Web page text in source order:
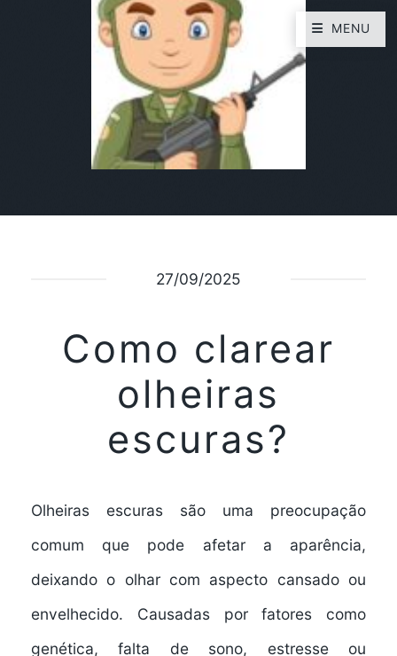
27/09/2025
Como clarear
olheiras
escuras?
Olheiras escuras são uma preocupação
comum que pode afetar a aparência,
deixando o olhar com aspecto cansado ou
envelhecido. Causadas por fatores como
genética, falta de sono, estresse ou
MENU